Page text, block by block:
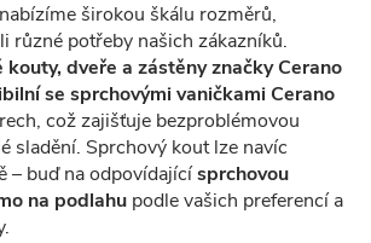
širokou škálu rozměrů,
různé potřeby našich zákazníků.
kouty, dveře a zástěny značky Cerano
se sprchovými vaničkami Cerano
což zajišťuje bezproblémovou
sladění. Sprchový kout lze navíc
– buď na odpovídajícísprchovou
na podlahu podle vašich preferencí a